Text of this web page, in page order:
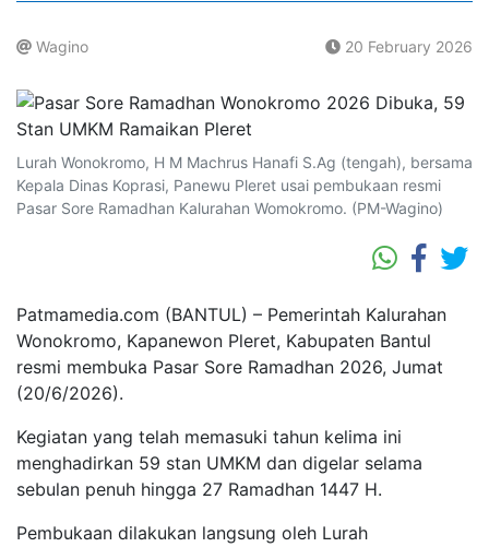
Wagino 20 February 2026
Lurah Wonokromo, H M Machrus Hanafi S.Ag (tengah), bersama
Kepala Dinas Koprasi, Panewu Pleret usai pembukaan resmi
Pasar Sore Ramadhan Kalurahan Womokromo. (PM-Wagino)
Patmamedia.com (BANTUL) – Pemerintah Kalurahan
Wonokromo, Kapanewon Pleret, Kabupaten Bantul
resmi membuka Pasar Sore Ramadhan 2026, Jumat
(20/6/2026).
Kegiatan yang telah memasuki tahun kelima ini
menghadirkan 59 stan UMKM dan digelar selama
sebulan penuh hingga 27 Ramadhan 1447 H.
Pembukaan dilakukan langsung oleh Lurah